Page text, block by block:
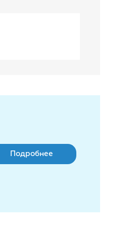
Подробнее